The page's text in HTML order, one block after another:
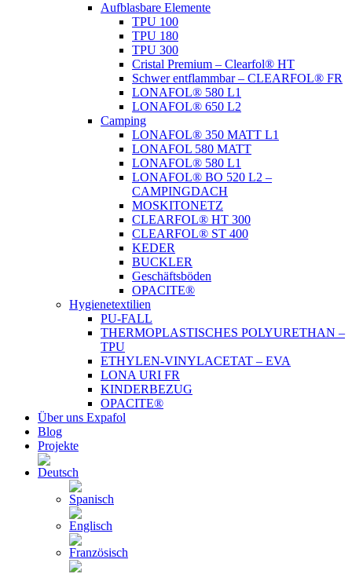
Aufblasbare Elemente
TPU 100
TPU 180
TPU 300
Cristal Premium – Clearfol® HT
Schwer entflammbar – CLEARFOL® FR
LONAFOL® 580 L1
LONAFOL® 650 L2
Camping
LONAFOL® 350 MATT L1
LONAFOL 580 MATT
LONAFOL® 580 L1
LONAFOL® BO 520 L2 –
CAMPINGDACH
MOSKITONETZ
CLEARFOL® HT 300
CLEARFOL® ST 400
KEDER
BUCKLER
Geschäftsböden
OPACITE®
Hygienetextilien
PU-FALL
THERMOPLASTISCHES POLYURETHAN –
TPU
ETHYLEN-VINYLACETAT – EVA
LONA URI FR
KINDERBEZUG
OPACITE®
Über uns Expafol
Blog
Projekte